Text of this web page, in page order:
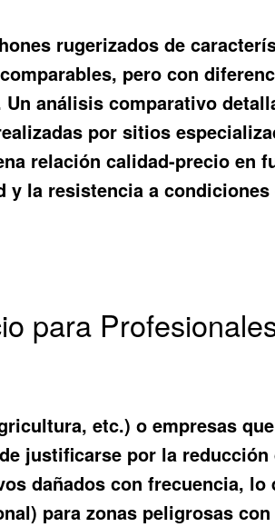
rugerizados de
pero con
análisis comparativo
por sitios
relación calidad-precio en
la resistencia a
para
etc.) o empresas
justificarse por la
dañados con frecuencia, lo
para zonas peligrosas